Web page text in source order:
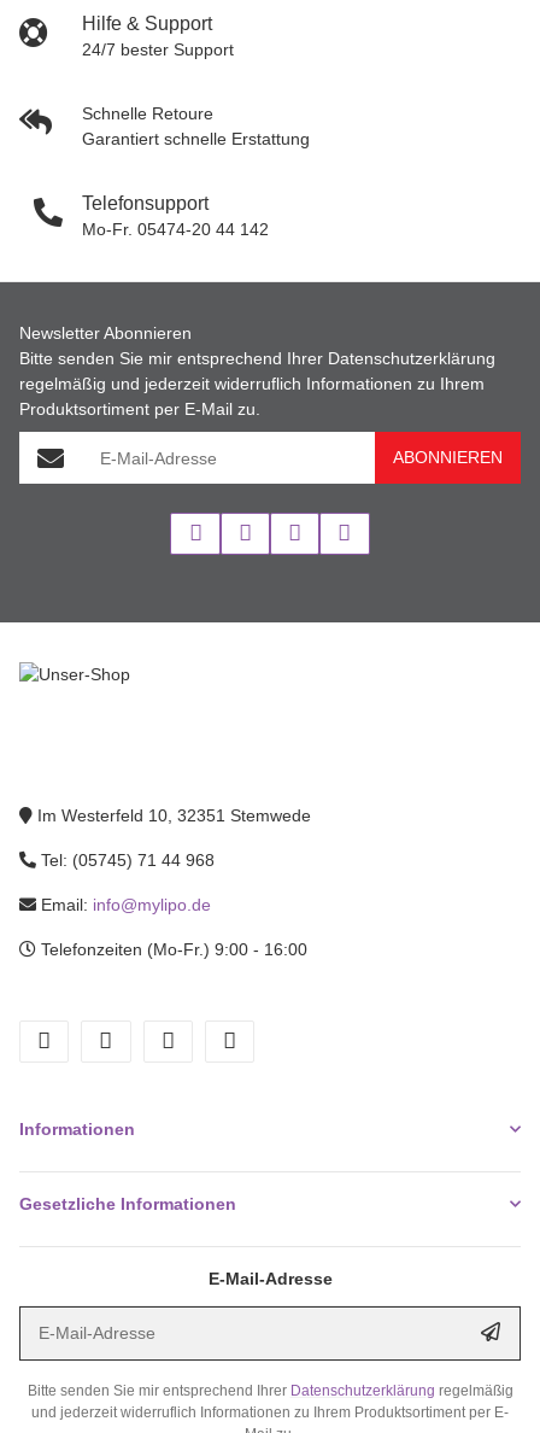
Hilfe & Support
24/7 bester Support
Schnelle Retoure
Garantiert schnelle Erstattung
Telefonsupport
Mo-Fr. 05474-20 44 142
Newsletter Abonnieren
Bitte senden Sie mir entsprechend Ihrer Datenschutzerklärung
regelmäßig und jederzeit widerruflich Informationen zu Ihrem
Produktsortiment per E-Mail zu.
E-Mail-Adresse
ABONNIEREN
Im Westerfeld 10, 32351 Stemwede
Tel: (05745) 71 44 968
Email: info@mylipo.de
Telefonzeiten (Mo-Fr.) 9:00 - 16:00
Informationen
Gesetzliche Informationen
E-Mail-Adresse
Bitte senden Sie mir entsprechend Ihrer Datenschutzerklärung regelmäßig
und jederzeit widerruflich Informationen zu Ihrem Produktsortiment per E-